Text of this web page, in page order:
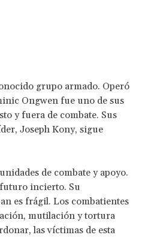
grupo armado. Operó
Ongwen fue uno de sus
y fuera de combate. Sus
Joseph Kony, sigue
de combate y apoyo.
incierto. Su
es frágil. Los combatientes
mutilación y tortura
las víctimas de esta